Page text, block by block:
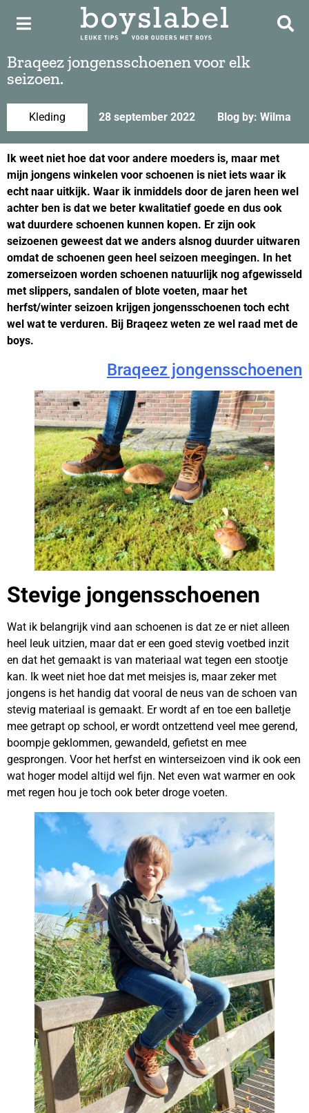
Braqeez jongensschoenen voor elk
seizoen.
Kleding 28 september 2022 Blog by: Wilma
Ik weet niet hoe dat voor andere moeders is, maar met
mijn jongens winkelen voor schoenen is niet iets waar ik
echt naar uitkijk. Waar ik inmiddels door de jaren heen wel
achter ben is dat we beter kwalitatief goede en dus ook
wat duurdere schoenen kunnen kopen. Er zijn ook
seizoenen geweest dat we anders alsnog duurder uitwaren
omdat de schoenen geen heel seizoen meegingen. In het
zomerseizoen worden schoenen natuurlijk nog afgewisseld
met slippers, sandalen of blote voeten, maar het
herfst/winter seizoen krijgen jongensschoenen toch echt
wel wat te verduren. Bij Braqeez weten ze wel raad met de
boys.
Braqeez jongensschoenen
Stevige jongensschoenen
Wat ik belangrijk vind aan schoenen is dat ze er niet alleen
heel leuk uitzien, maar dat er een goed stevig voetbed inzit
en dat het gemaakt is van materiaal wat tegen een stootje
kan. Ik weet niet hoe dat met meisjes is, maar zeker met
jongens is het handig dat vooral de neus van de schoen van
stevig materiaal is gemaakt. Er wordt af en toe een balletje
mee getrapt op school, er wordt ontzettend veel mee gerend,
boompje geklommen, gewandeld, gefietst en mee
gesprongen. Voor het herfst en winterseizoen vind ik ook een
wat hoger model altijd wel fijn. Net even wat warmer en ook
met regen hou je toch ook beter droge voeten.